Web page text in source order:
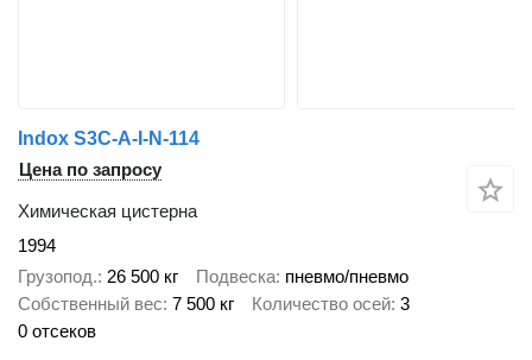
Indox S3C-A-I-N-114
Цена по запросу
Химическая цистерна
1994
Грузопод. 26 500 кг Подвеска пневмо/пневмо
Собственный вес 7 500 кг Количество осей 3
0 отсеков